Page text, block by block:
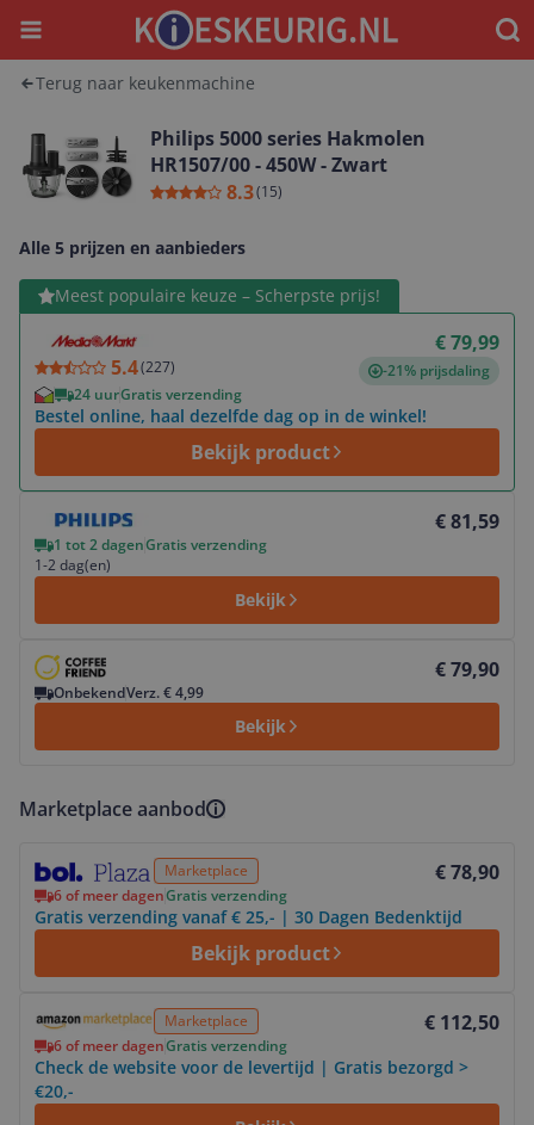
Menu
Terug naar keukenmachine
Philips 5000 series Hakmolen
HR1507/00 - 450W - Zwart
8.3(15)
Alle 5 prijzen en aanbieders
Meest populaire keuze – Scherpste prijs!
5.4(227)
€ 79,99
-21% prijsdaling
24 uurGratis verzending
Bestel online, haal dezelfde dag op in de winkel!
Bekijk product
Bekijk product
€ 81,59
1 tot 2 dagenGratis verzending
1-2 dag(en)
Bekijk
€ 79,90
OnbekendVerz. € 4,99
Bekijk
Bekijk product
Marketplace aanbod
Marketplace € 78,90
6 of meer dagenGratis verzending
Gratis verzending vanaf € 25,- | 30 Dagen Bedenktijd
Bekijk product
Marketplace € 112,50
6 of meer dagenGratis verzending
Check de website voor de levertijd | Gratis bezorgd >
€20,-